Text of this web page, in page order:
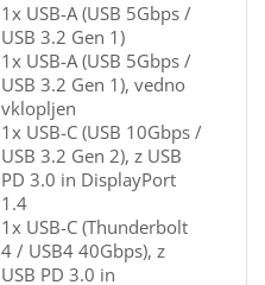
1x USB-A (USB 5Gbps /
USB 3.2 Gen 1)
1x USB-A (USB 5Gbps /
USB 3.2 Gen 1), vedno
vklopljen
1x USB-C (USB 10Gbps /
USB 3.2 Gen 2), z USB
PD 3.0 in DisplayPort
1.4
1x USB-C (Thunderbolt
4 / USB4 40Gbps), z
USB PD 3.0 in